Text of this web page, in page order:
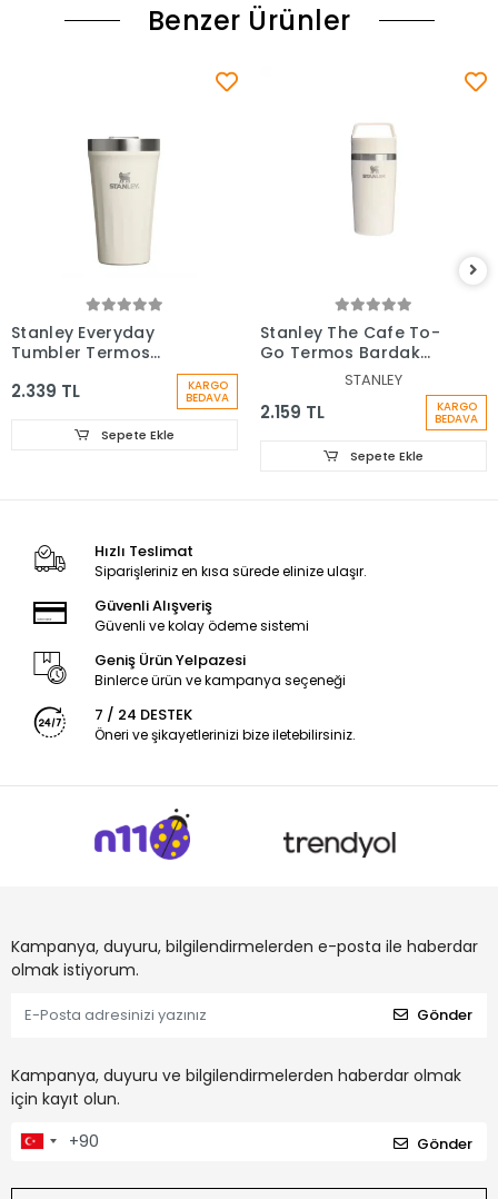
Benzer Ürünler
Stanley Everyday
Tumbler Termos
2.339 TL KARGO
BEDAVA
Sepete Ekle
Stanley The Cafe To-
Go Termos Bardak
STANLEY
2.159 TL KARGO
BEDAVA
Sepete Ekle
Hızlı Teslimat
Siparişleriniz en kısa sürede elinize ulaşır.
Güvenli Alışveriş
Güvenli ve kolay ödeme sistemi
Geniş Ürün Yelpazesi
Binlerce ürün ve kampanya seçeneği
7 / 24 DESTEK
Öneri ve şikayetlerinizi bize iletebilirsiniz.
Kampanya, duyuru, bilgilendirmelerden e-posta ile haberdar
olmak istiyorum.
Gönder
Kampanya, duyuru ve bilgilendirmelerden haberdar olmak
için kayıt olun.
Gönder